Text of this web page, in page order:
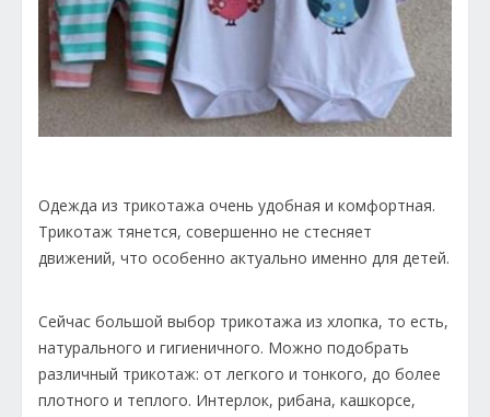
Одежда из трикотажа очень удобная и комфортная.
Трикотаж тянется, совершенно не стесняет
движений, что особенно актуально именно для детей.
Сейчас большой выбор трикотажа из хлопка, то есть,
натурального и гигиеничного. Можно подобрать
различный трикотаж: от легкого и тонкого, до более
плотного и теплого. Интерлок, рибана, кашкорсе,